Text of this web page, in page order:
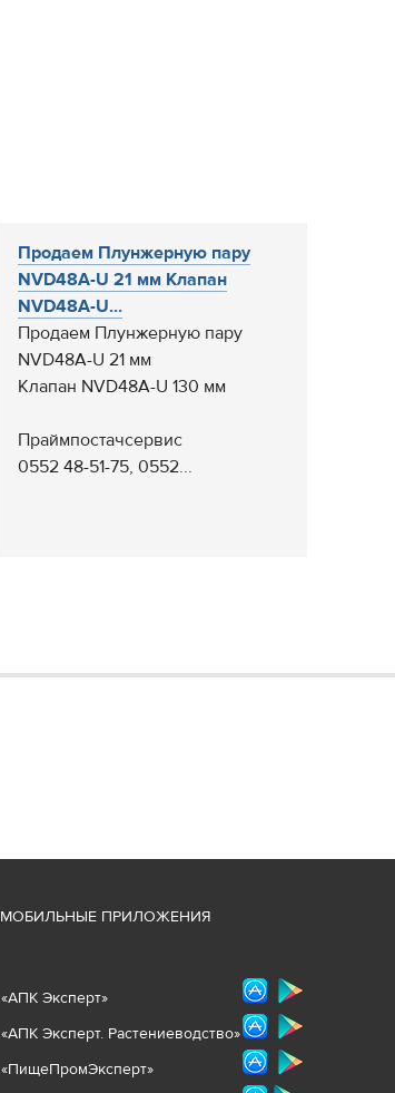
Продаем Плунжерную пару
NVD48A-U 21 мм Клапан
NVD48A-U...
Продаем Плунжерную пару
NVD48A-U 21 мм
Клапан NVD48A-U 130 мм
Праймпостачсервис
0552 48-51-75, 0552...
МОБИЛЬНЫЕ ПРИЛОЖЕНИЯ
«АПК Эксперт»
«АПК Эксперт. Растениеводство»
«ПищеПромЭксперт»